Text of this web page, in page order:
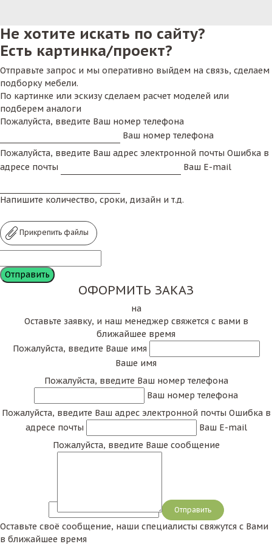
• презентабельный внешний вид;
• износоустойчивость и прочность;
• стойкость к перепаду температуры и осадкам;
• малый вес и простота перемещения;
С точки зрения дизайнеров,мебель из
искусственного ротанга
универсальным решением, которое подойдет для
оформления интерьеров различных стилей и
направлений.
Плетеная мебель из
искусственного ротанга
ресторанов и кафе, расположенных на свежем
воздухе. Прочность металлического каркаса
сочетается с красотой и утончённостью плетёной
спинки и сидения из искусственного ротанга. Такое
необычное соседство наделяет кресла и стулья
особым изяществом и надёжностью.
своего внешнего вида под ежедневным
воздействием солнечных лучей и влаги,
выдерживает самую интенсивную нагрузку и
прекрасно вписывается в интерьер любого летнего
кафе или ресторанной террасы.
цветовую гамму и подарит атмосферу комфорта и
уюта вашему заведению.
Имитация ротанга – это современное и стильное
Не хотите искать по сайту?
Есть картинка/проект?
Отправьте запрос и мы оперативно выйдем на связь, сделаем
подборку мебели.
По картинке или эскизу сделаем расчет моделей или
подберем аналоги
Пожалуйста, введите Ваш номер телефона
Ваш номер телефона
Пожалуйста, введите Ваш адрес электронной почты Ошибка в
адресе почты
Ваш E-mail
Напишите количество, сроки, дизайн и т.д.
Прикрепить файлы
ОФОРМИТЬ ЗАКАЗ
на
Оставьте заявку, и наш менеджер свяжется с вами в
ближайшее время
Пожалуйста, введите Ваше имя
Ваше имя
Пожалуйста, введите Ваш номер телефона
Ваш номер телефона
Пожалуйста, введите Ваш адрес электронной почты Ошибка в
адресе почты
Ваш E-mail
Пожалуйста, введите Ваше сообщение
Сообщение
Оставьте своё сообщение, наши специалисты свяжутся с Вами
в ближайшее время